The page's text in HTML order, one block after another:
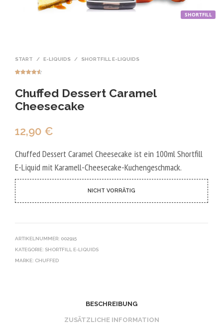
SHORTFILL
START / E-LIQUIDS / SHORTFILL E-LIQUIDS
von 5,
basierend
Kundenbew
ertungen
Chuffed Dessert Caramel
Cheesecake
12,90 €
Chuffed Dessert Caramel Cheesecake ist ein 100ml Shortfill
E-Liquid mit Karamell-Cheesecake-Kuchengeschmack.
NICHT VORRÄTIG
ARTIKELNUMMER: 002915
KATEGORIE: SHORTFILL E-LIQUIDS
MARKE: CHUFFED
BESCHREIBUNG
ZUSÄTZLICHE INFORMATION